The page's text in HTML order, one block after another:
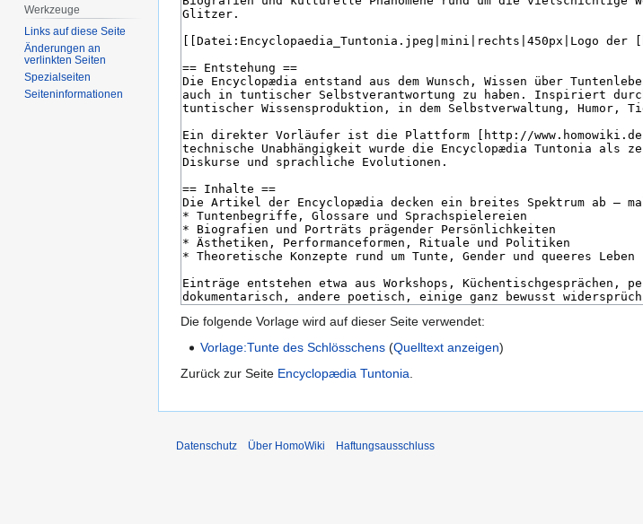
Die folgende Vorlage wird auf dieser Seite verwendet:
Vorlage:Tunte des Schlösschens (Quelltext anzeigen)
Zurück zur Seite Encyclopædia Tuntonia.
Werkzeuge
Links auf diese Seite
Änderungen an
verlinkten Seiten
Spezialseiten
Seiten­­informationen
Datenschutz Über HomoWiki Haftungsausschluss